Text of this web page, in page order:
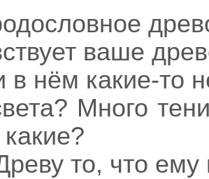
ваше
в нём какие-то
Много
то, что ему